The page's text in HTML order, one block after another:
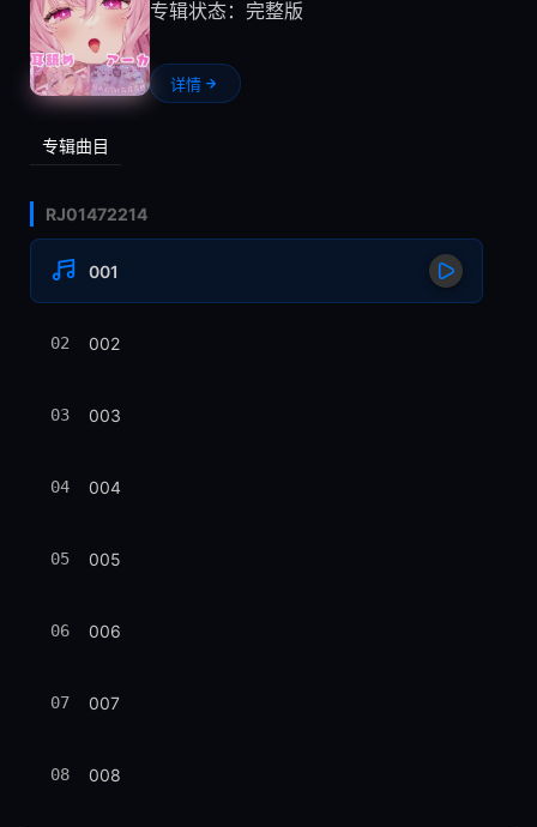
专辑状态：完整版
详情
专辑曲目
RJ01472214
001
02 002
03 003
04 004
05 005
06 006
07 007
08 008